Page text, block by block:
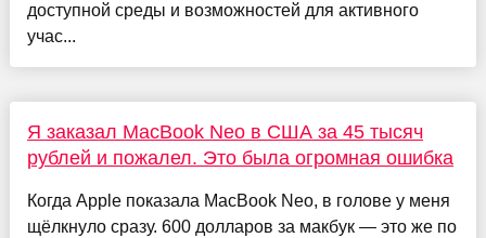
доступной среды и возможностей для активного
учас...
Я заказал MacBook Neo в США за 45 тысяч
рублей и пожалел. Это была огромная ошибка
Когда Apple показала MacBook Neo, в голове у меня
щёлкнуло сразу. 600 долларов за макбук — это же по